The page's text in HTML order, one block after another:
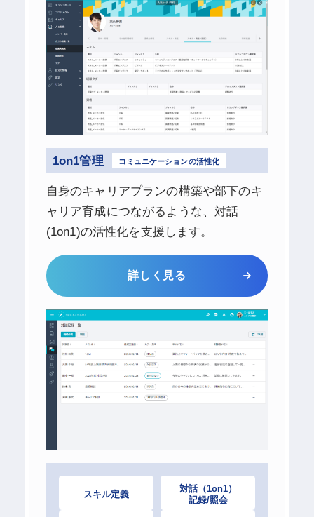
1on1管理 コミュニケーションの活性化
自身のキャリアプランの構築や部下のキ
ャリア育成につながるような、対話
(1on1)の活性化を支援します。
詳しく見る
スキル定義
対話（1on1）
記録/照会